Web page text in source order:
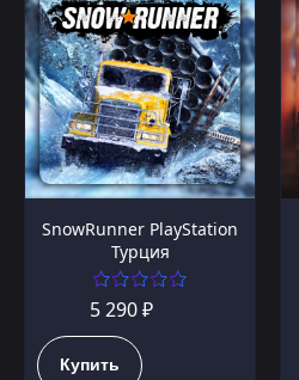
SnowRunner PlayStation
Турция
5 290 ₽
Купить